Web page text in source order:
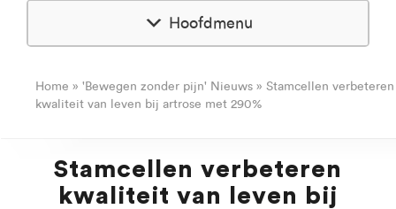
Hoofdmenu
Home » 'Bewegen zonder pijn' Nieuws » Stamcellen verbeteren
kwaliteit van leven bij artrose met 290%
Stamcellen verbeteren
kwaliteit van leven bij